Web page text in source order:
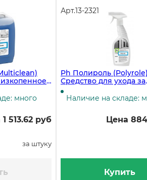
литров ЧЗ
много
513.62 руб
за штуку
Арт.13-2321
Ph Полироль
Средство для ухода за
поверхностями
нержавейки), 600 мл
Наличие на складе:
Цена
Купить